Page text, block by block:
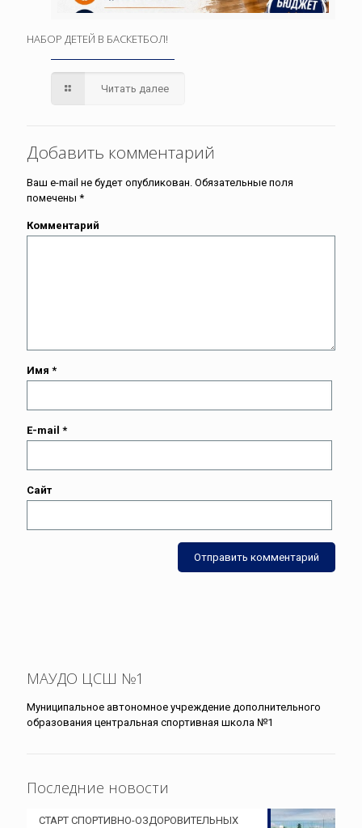
НАБОР ДЕТЕЙ В БАСКЕТБОЛ!
Читать далее
Добавить комментарий
Ваш e-mail не будет опубликован. Обязательные поля
помечены *
Комментарий
Имя *
E-mail *
Сайт
МАУДО ЦСШ №1
Муниципальное автономное учреждение дополнительного
образования центральная спортивная школа №1
Последние новости
СТАРТ СПОРТИВНО-ОЗДОРОВИТЕЛЬНЫХ